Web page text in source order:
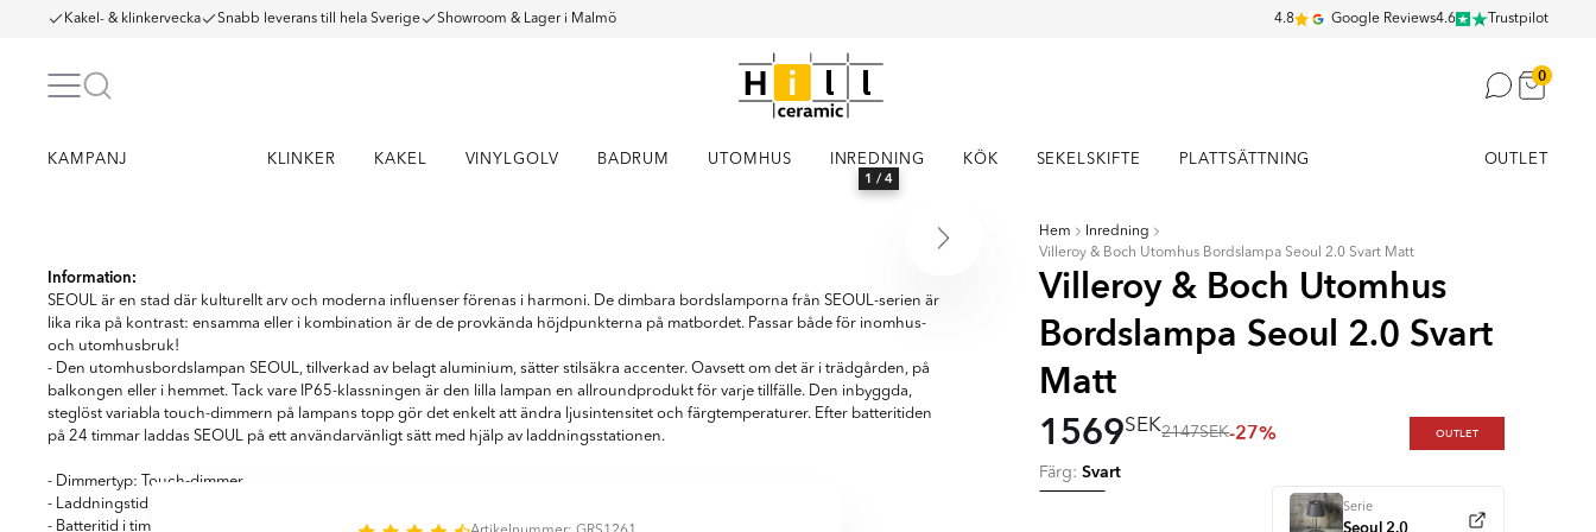
Kakel- & klinkervecka Snabb leverans till hela Sverige Showroom & Lager i Malmö 4.8 Google Reviews4.6 Trustpilot
0
KAMPANJ KLINKER KAKEL VINYLGOLV BADRUM UTOMHUS INREDNING KÖK SEKELSKIFTE PLATTSÄTTNING OUTLET
of
4
1 / 4
Hem
Inredning
Villeroy & Boch Utomhus Bordslampa Seoul 2.0 Svart Matt
Villeroy & Boch Utomhus
Bordslampa Seoul 2.0 Svart
Matt
1569SEK2147SEK-27% OUTLET
Färg:Svart
Serie
Information:
SEOUL är en stad där kulturellt arv och moderna influenser förenas i harmoni. De dimbara bordslamporna från SEOUL-serien är
lika rika på kontrast: ensamma eller i kombination är de de provkända höjdpunkterna på matbordet. Passar både för inomhus-
och utomhusbruk!
- Den utomhusbordslampan SEOUL, tillverkad av belagt aluminium, sätter stilsäkra accenter. Oavsett om det är i trädgården, på
balkongen eller i hemmet. Tack vare IP65-klassningen är den lilla lampan en allroundprodukt för varje tillfälle. Den inbyggda,
steglöst variabla touch-dimmern på lampans topp gör det enkelt att ändra ljusintensitet och färgtemperaturer. Efter batteritiden
på 24 timmar laddas SEOUL på ett användarvänligt sätt med hjälp av laddningsstationen.
- Dimmertyp: Touch-dimmer
- Laddningstid för batteri i timmar: 6,5 h
- Batteritid i timmar: 11 h